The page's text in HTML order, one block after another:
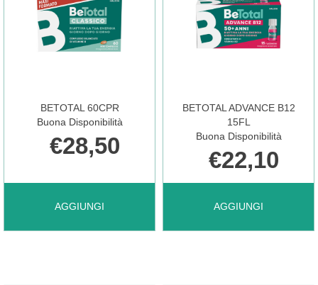
FLACONI NON
BETOTAL 60CPR
Buona Disponibilità
€28,50
AGGIUNGI
AGGIUNGI BETOTAL
BETOTAL ADVANCE B12
15FL
Buona Disponibilità
€22,10
AGGIUNGI
AGGIUNGI BETOTAL